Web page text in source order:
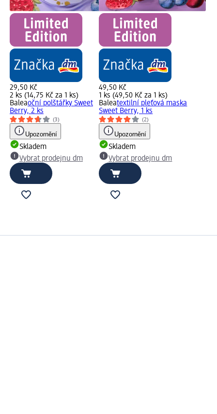
29,50 Kč
2 ks (14,75 Kč za 1 ks)
Baleaoční polštářky Sweet
Berry, 2 ks
(3)
Upozornění
Skladem
Vybrat prodejnu dm
49,50 Kč
1 ks (49,50 Kč za 1 ks)
Baleatextilní pleťová maska
Sweet Berry, 1 ks
(2)
Upozornění
Skladem
Vybrat prodejnu dm